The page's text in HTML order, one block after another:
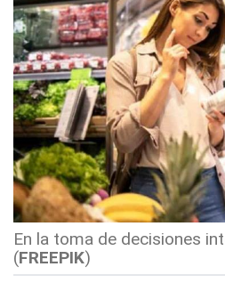
En la toma de decisiones
(FREEPIK)